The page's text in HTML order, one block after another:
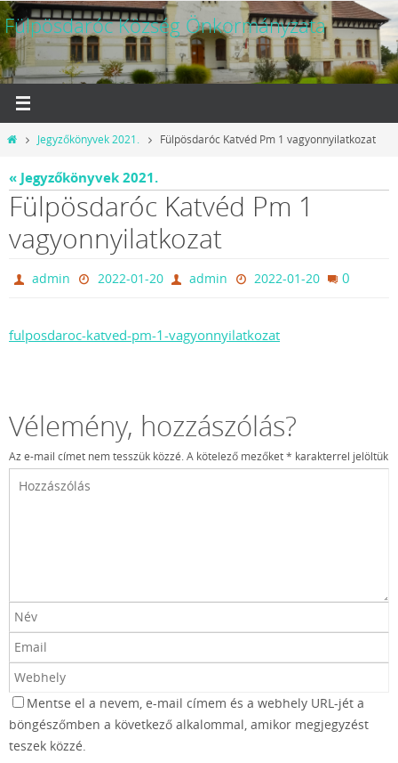
Megszakítás
Fülpösdaróc Község Önkormányzata
OtthonJegyzőkönyvek 2021. Fülpösdaróc Katvéd Pm 1 vagyonnyilatkozat
« Jegyzőkönyvek 2021.
Fülpösdaróc Katvéd Pm 1
vagyonnyilatkozat
admin 2022-01-20 admin 2022-01-20 0
fulposdaroc-katved-pm-1-vagyonnyilatkozat
Vélemény, hozzászólás?
Az e-mail címet nem tesszük közzé.A kötelező mezőket* karakterrel jelöltük
Mentse el a nevem, e-mail címem és a webhely URL-jét a
böngészőmben a következő alkalommal, amikor megjegyzést
teszek közzé.